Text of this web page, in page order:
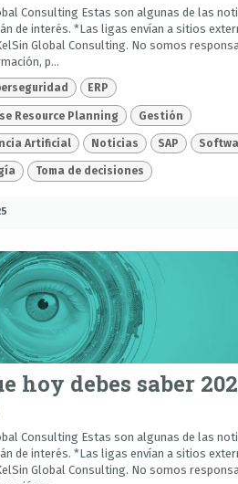
Consulting Estas son algunas de las
de interés. *Las ligas envían a sitios
Global Consulting. No somos
p...
ERP
Resource Planning Gestión
Artificial Noticias SAP
Toma de decisiones
hoy debes saber
Consulting Estas son algunas de las
de interés. *Las ligas envían a sitios
Global Consulting. No somos